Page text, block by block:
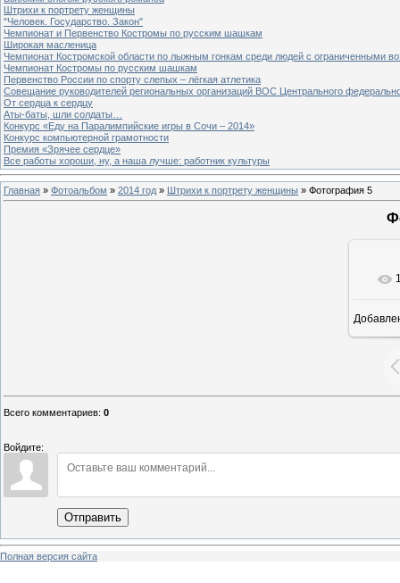
Штрихи к портрету женщины
"Человек. Государство. Закон"
Чемпионат и Первенство Костромы по русским шашкам
Широкая масленица
Чемпионат Костромской области по лыжным гонкам среди людей с ограниченными
Чемпионат Костромы по русским шашкам
Первенство России по спорту слепых – лёгкая атлетика
Совещание руководителей региональных организаций ВОС Центрального
От сердца к сердцу
Аты-баты, шли солдаты…
Конкурс «Еду на Паралимпийские игры в Сочи – 2014»
Конкурс компьютерной грамотности
Премия «Зрячее сердце»
Все работы хороши, ну, а наша лучше: работник культуры
Главная » Фотоальбом » 2014 год » Штрихи к портрету женщины » Фотография 5
Всего комментариев: 0
Войдите:
Отправить
Полная версия сайта